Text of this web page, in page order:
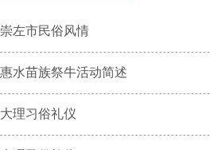
崇左市民俗风情
惠水苗族祭牛活动简述
大理习俗礼仪